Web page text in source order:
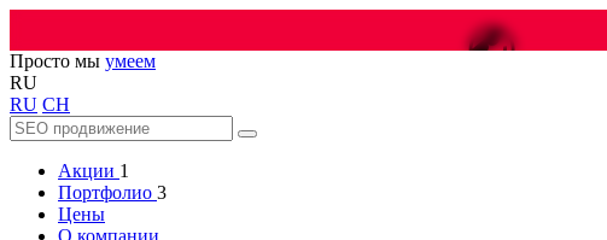
😎
Просто мы умеем
RU
RU CH
Акции 1
Портфолио 3
Цены
О компании